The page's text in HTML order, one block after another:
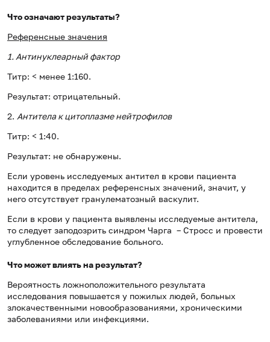
Что означают результаты?
Референсные значения
1. Антинуклеарный фактор
Титр: < менее 1:160.
Результат: отрицательный.
2. Антитела к цитоплазме нейтрофилов
Титр: < 1:40.
Результат: не обнаружены.
Если уровень исследуемых антител в крови пациента
находится в пределах референсных значений, значит, у
него отсутствует гранулематозный васкулит.
Если в крови у пациента выявлены исследуемые антитела,
то следует заподозрить синдром Чарга – Стросс и провести
углубленное обследование больного.
Что может влиять на результат?
Вероятность ложноположительного результата
исследования повышается у пожилых людей, больных
злокачественными новообразованиями, хроническими
заболеваниями или инфекциями.